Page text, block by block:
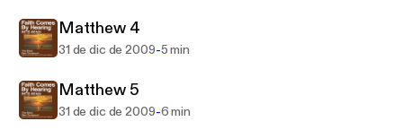
Matthew 4
31 de dic de 2009-5 min
Matthew 5
31 de dic de 2009-6 min